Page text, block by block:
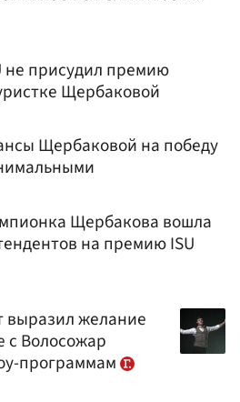
не присудил премию
Щербаковой
Щербаковой на победу
Щербакова вошла
на премию ISU
выразил желание
с Волосожар
программам